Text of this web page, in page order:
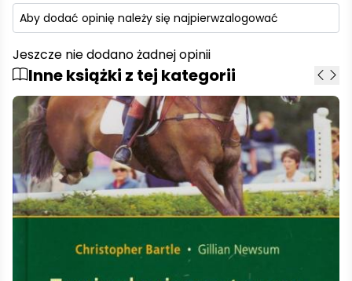
Aby dodać opinię należy się najpierwzalogować
Jeszcze nie dodano żadnej opinii
Inne książki z tej kategorii